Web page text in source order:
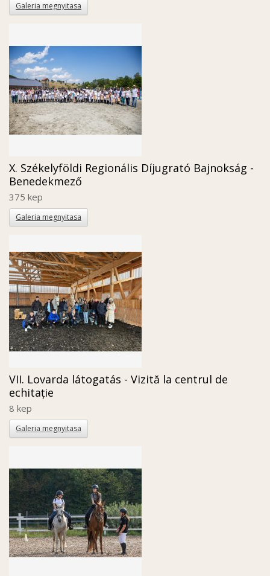
Galeria megnyitasa
X. Székelyföldi Regionális Díjugrató Bajnokság -
Benedekmező
375 kep
Galeria megnyitasa
VII. Lovarda látogatás - Vizită la centrul de
echitație
8 kep
Galeria megnyitasa